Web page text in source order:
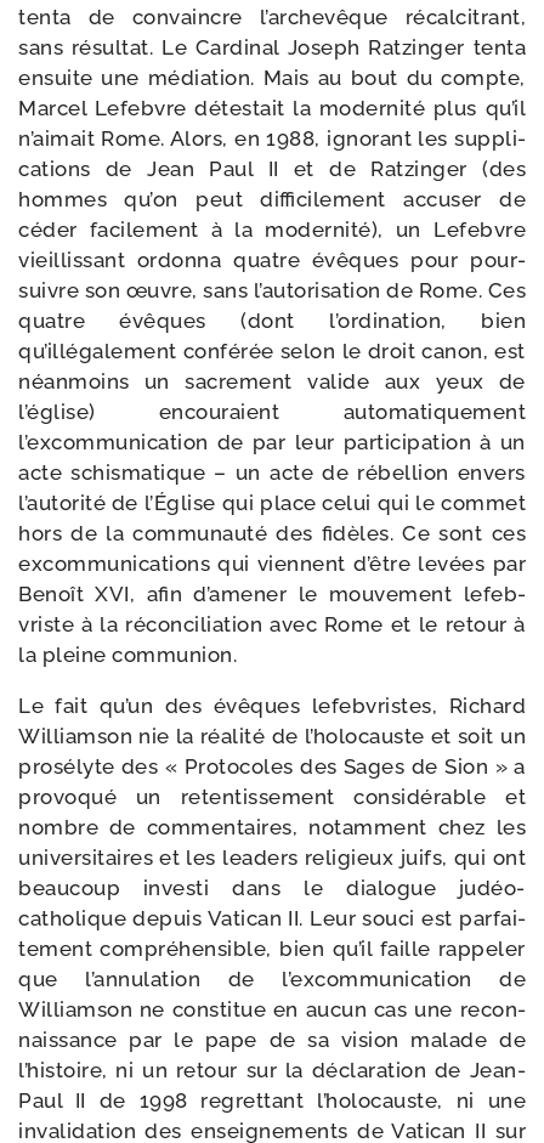
ten­ta de convaincre l’archevêque récal­ci­trant,
sans résul­tat. Le Cardinal Joseph Ratzinger ten­ta
ensuite une média­tion. Mais au bout du compte,
Marcel Lefebvre détes­tait la moder­ni­té plus qu’il
n’aimait Rome. Alors, en 1988, igno­rant les sup­pli­
ca­tions de Jean Paul II et de Ratzinger (des
hommes qu’on peut dif­fi­ci­le­ment accu­ser de
céder faci­le­ment à la moder­ni­té), un Lefebvre
vieillis­sant ordon­na quatre évêques pour pour­
suivre son œuvre, sans l’autorisation de Rome. Ces
quatre évêques (dont l’ordination, bien
qu’illégalement confé­rée selon le droit canon, est
néan­moins un sacre­ment valide aux yeux de
l’église) encou­raient auto­ma­ti­que­ment
l’excommunication de par leur par­ti­ci­pa­tion à un
acte schis­ma­tique – un acte de rébel­lion envers
l’autorité de l’Église qui place celui qui le com­met
hors de la com­mu­nau­té des fidèles. Ce sont ces
excom­mu­ni­ca­tions qui viennent d’être levées par
Benoît XVI, afin d’amener le mou­ve­ment lefeb­
vriste à la récon­ci­lia­tion avec Rome et le retour à
la pleine communion.
Le fait qu’un des évêques lefeb­vristes, Richard
Williamson nie la réa­li­té de l’holocauste et soit un
pro­sé­lyte des « Protocoles des Sages de Sion » a
pro­vo­qué un reten­tis­se­ment consi­dé­rable et
nombre de com­men­taires, notam­ment chez les
uni­ver­si­taires et les lea­ders reli­gieux juifs, qui ont
beau­coup inves­ti dans le dia­logue judéo-​
catholique depuis Vatican II. Leur sou­ci est par­fai­
te­ment com­pré­hen­sible, bien qu’il faille rap­pe­ler
que l’annulation de l’excommunication de
Williamson ne consti­tue en aucun cas une recon­
nais­sance par le pape de sa vision malade de
l’histoire, ni un retour sur la décla­ra­tion de Jean-​
Paul II de 1998 regret­tant l’holocauste, ni une
inva­li­da­tion des ensei­gne­ments de Vatican II sur